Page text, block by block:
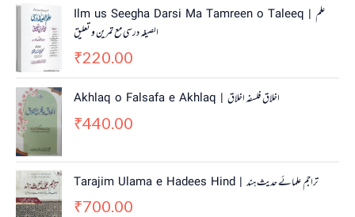
Ilm us Seegha Darsi Ma Tamreen o Taleeq | علم
الصیغہ درسی مع تمرین و تعلیق
₹220.00
Akhlaq o Falsafa e Akhlaq | اخلاق فلسفہ اخلاق
₹440.00
Tarajim Ulama e Hadees Hind | تراجم علمائے حديث ہند
₹700.00